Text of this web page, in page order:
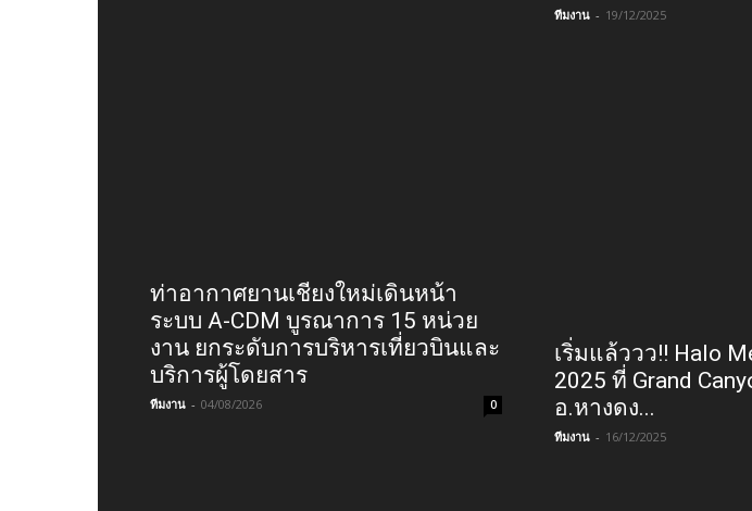
ท่าอากาศยานเชียงใหม่เดินหน้า
ระบบ A-CDM บูรณาการ 15 หน่วย
งาน ยกระดับการบริหารเที่ยวบินและ
บริการผู้โดยสาร
ทีมงาน - 04/08/2026 0
ทีมงาน - 19/12/2025
เริ่มแล้ววว!! Halo
2025 ที่ Grand
อ.หางดง...
ทีมงาน - 16/12/2025